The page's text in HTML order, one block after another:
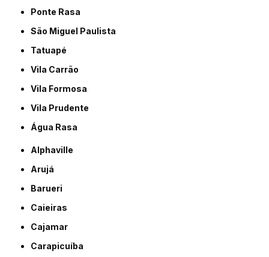
Ponte Rasa
São Miguel Paulista
Tatuapé
Vila Carrão
Vila Formosa
Vila Prudente
Água Rasa
Alphaville
Arujá
Barueri
Caieiras
Cajamar
Carapicuíba